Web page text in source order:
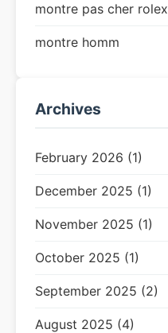
montre pas cher rolex
montre homm
Archives
February 2026 (1)
December 2025 (1)
November 2025 (1)
October 2025 (1)
September 2025 (2)
August 2025 (4)